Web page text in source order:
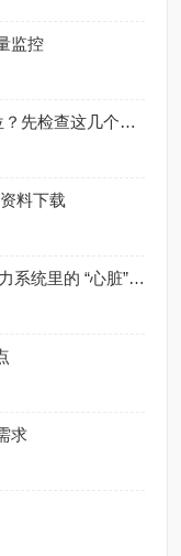
监控
SPT10000/D变压器跳闸了怎么复位？先检查这几个地方
料下载
E230TC400变压器到底是什么？电力系统里的 “心脏” 角色
求